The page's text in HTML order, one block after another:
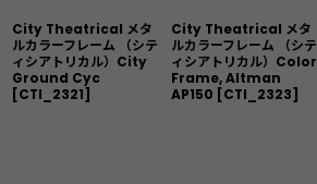
City Theatrical メタ
ルカラーフレーム （シテ
ィシアトリカル）City
Ground Cyc
[CTI_2321]
City Theatrical メタ
ルカラーフレーム （シテ
ィシアトリカル）Color
Frame, Altman
AP150 [CTI_2323]